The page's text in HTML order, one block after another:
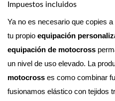
Impuestos incluidos
Ya no es necesario que copies
tu propio equipación
equipación de motocross
un nivel de uso elevado. La
motocross es como combinar
fusionamos elástico con tejidos